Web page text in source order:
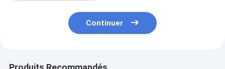
Continuer